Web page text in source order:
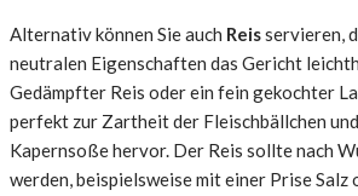
Alternativ können Sie auch Reisservieren,
neutralen Eigenschaften das Gericht
Gedämpfter Reis oder ein fein gekochter
perfekt zur Zartheit der Fleischbällchen
Kapernsoße hervor. Der Reis sollte nach
werden, beispielsweise mit einer Prise Salz